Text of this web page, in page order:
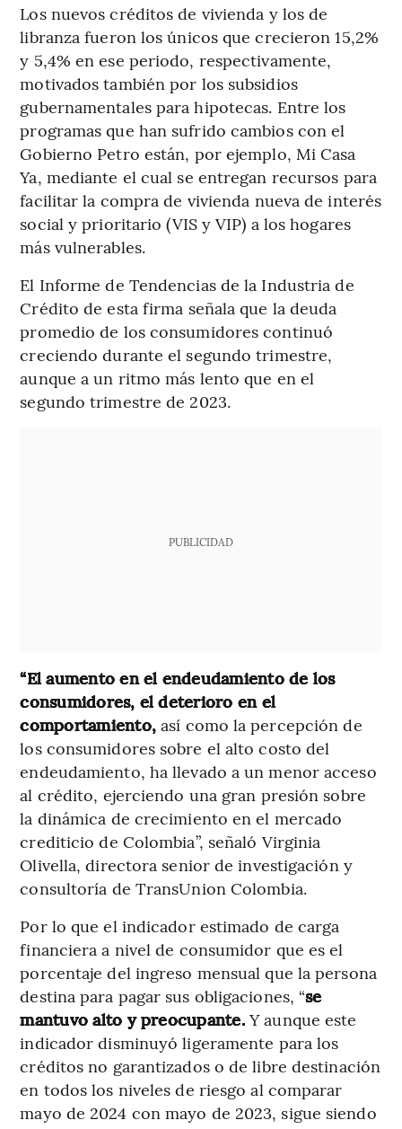
Los nuevos créditos de vivienda y los de
libranza fueron los únicos que crecieron 15,2%
y 5,4% en ese periodo, respectivamente,
motivados también por los subsidios
gubernamentales para hipotecas. Entre los
programas que han sufrido cambios con el
Gobierno Petro están, por ejemplo, Mi Casa
Ya, mediante el cual se entregan recursos para
facilitar la compra de vivienda nueva de interés
social y prioritario (VIS y VIP) a los hogares
más vulnerables.
El Informe de Tendencias de la Industria de
Crédito de esta firma señala que la deuda
promedio de los consumidores continuó
creciendo durante el segundo trimestre,
aunque a un ritmo más lento que en el
segundo trimestre de 2023.
PUBLICIDAD
“El aumento en el endeudamiento de los
consumidores, el deterioro en el
comportamiento, así como la percepción de
los consumidores sobre el alto costo del
endeudamiento, ha llevado a un menor acceso
al crédito, ejerciendo una gran presión sobre
la dinámica de crecimiento en el mercado
crediticio de Colombia”, señaló Virginia
Olivella, directora senior de investigación y
consultoría de TransUnion Colombia.
Por lo que el indicador estimado de carga
financiera a nivel de consumidor que es el
porcentaje del ingreso mensual que la persona
destina para pagar sus obligaciones, “se
mantuvo alto y preocupante.Y aunque este
indicador disminuyó ligeramente para los
créditos no garantizados o de libre destinación
en todos los niveles de riesgo al comparar
mayo de 2024 con mayo de 2023, sigue siendo